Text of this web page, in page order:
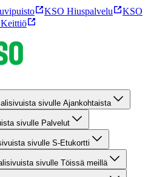
KSO Hiuspalvelu
KSO
sivulle Ajankohtaista
sivulle Palvelut
sivulle S-Etukortti
sivulle Töissä meillä